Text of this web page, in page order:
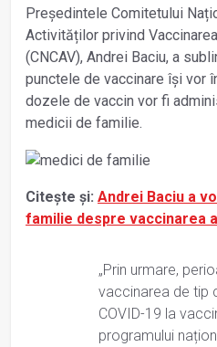
Președintele Comitetului
Activităților privind
(CNCAV), Andrei Baciu, a
punctele de vaccinare își vor
dozele de vaccin vor fi
medicii de familie.
Citește și: Andrei Baciu a
familie despre vaccinarea
„Prin urmare,
vaccinarea de tip
COVID-19 la
programului